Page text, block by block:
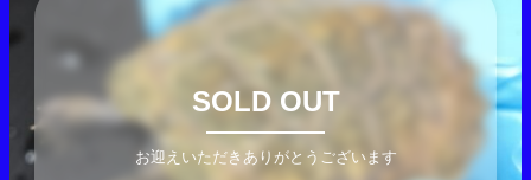
SOLD OUT
お迎えいただきありがとうございます